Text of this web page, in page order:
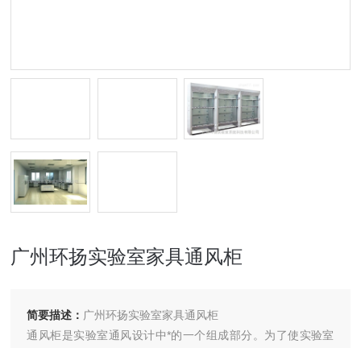
广州环扬实验室家具通风柜
简要描述： 广州环扬实验室家具通风柜
通风柜是实验室通风设计中*的一个组成部分。为了使实验室